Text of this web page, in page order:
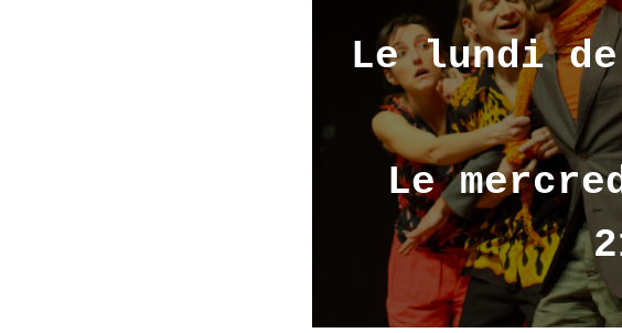
Le lundi de
Le